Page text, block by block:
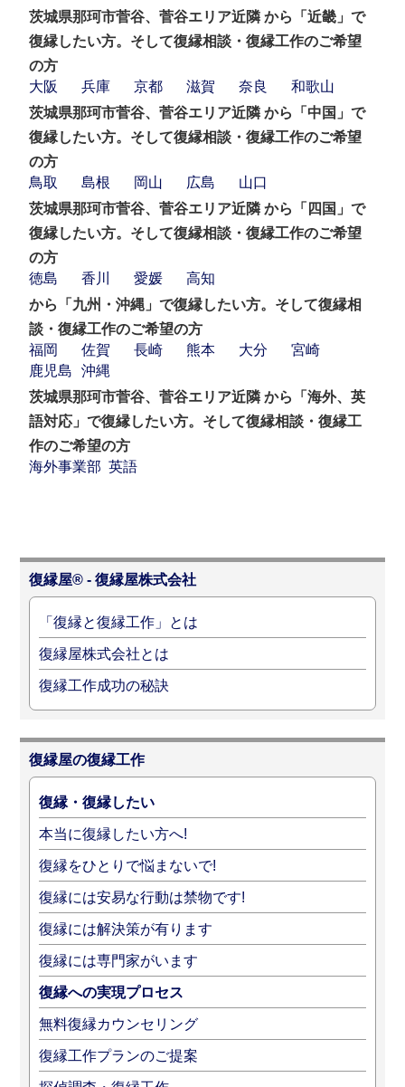
茨城県那珂市菅谷、菅谷エリア近隣 から「近畿」で
復縁したい方。そして復縁相談・復縁工作のご希望
の方
大阪
兵庫 京都 滋賀 奈良
和歌山
茨城県那珂市菅谷、菅谷エリア近隣 から「中国」で
復縁したい方。そして復縁相談・復縁工作のご希望
の方
鳥取
島根 岡山 広島
山口
茨城県那珂市菅谷、菅谷エリア近隣 から「四国」で
復縁したい方。そして復縁相談・復縁工作のご希望
の方
徳島
香川 愛媛
高知
から「九州・沖縄」で復縁したい方。そして復縁相
談・復縁工作のご希望の方
福岡
佐賀 長崎 熊本 大分
宮崎
鹿児島
沖縄
茨城県那珂市菅谷、菅谷エリア近隣 から「海外、英
語対応」で復縁したい方。そして復縁相談・復縁工
作のご希望の方
海外事業部 英語
復縁屋® - 復縁屋株式会社
「復縁と復縁工作」とは
復縁屋株式会社とは
復縁工作成功の秘訣
復縁屋の復縁工作
復縁・復縁したい
本当に復縁したい方へ!
復縁をひとりで悩まないで!
復縁には安易な行動は禁物です!
復縁には解決策が有ります
復縁には専門家がいます
復縁への実現プロセス
無料復縁カウンセリング
復縁工作プランのご提案